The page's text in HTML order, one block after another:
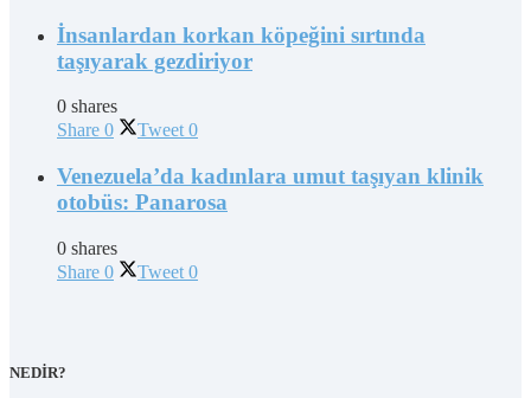
İnsanlardan korkan köpeğini sırtında
taşıyarak gezdiriyor
0 shares
Share 0 Tweet 0
Venezuela’da kadınlara umut taşıyan klinik
otobüs: Panarosa
0 shares
Share 0 Tweet 0
NEDİR?